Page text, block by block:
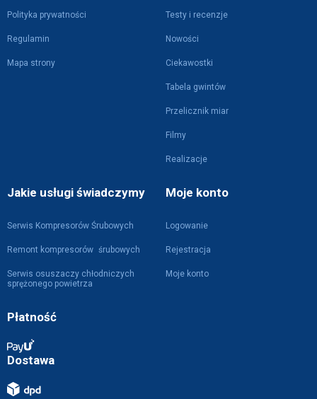
Polityka prywatności
Regulamin
Mapa strony
Testy i recenzje
Nowości
Ciekawostki
Tabela gwintów
Przelicznik miar
Filmy
Realizacje
Jakie usługi świadczymy
Serwis Kompresorów Śrubowych
Remont kompresorów śrubowych
Serwis osuszaczy chłodniczych
sprężonego powietrza
Moje konto
Logowanie
Rejestracja
Moje konto
Płatność
Dostawa